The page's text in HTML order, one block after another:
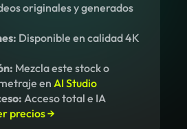
originales y generados
Disponible en calidad 4K
Mezcla este stock o
enAI Studio
Acceso total e IA
precios →